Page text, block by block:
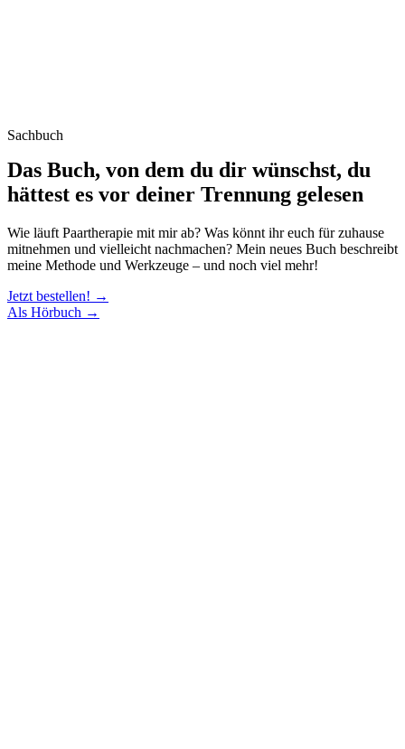
Sachbuch
Das Buch, von dem du dir wünschst, du
hättest es vor deiner Trennung gelesen
Wie läuft Paartherapie mit mir ab? Was könnt ihr euch für zuhause
mitnehmen und vielleicht nachmachen? Mein neues Buch beschreibt
meine Methode und Werkzeuge – und noch viel mehr!
Jetzt bestellen! →
Als Hörbuch →